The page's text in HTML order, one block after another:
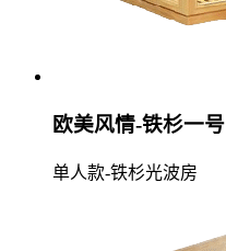
欧美风情-铁杉一号
单人款-铁杉光波房